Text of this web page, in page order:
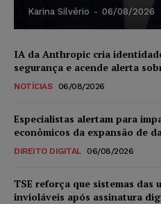
Karina Silvério - 06/08/2026
IA da Anthropic cria
segurança e acende alerta
NOTÍCIAS 06/08/2026
Especialistas alertam para
econômicos da expansão de
DIREITO DIGITAL 06/08/2026
TSE reforça que sistemas
invioláveis após assinatura